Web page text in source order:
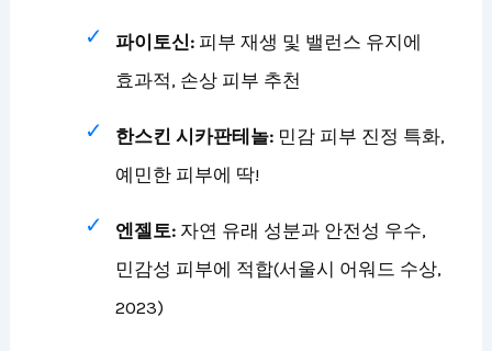
파이토신: 피부 재생 및 밸런스 유지에
효과적, 손상 피부 추천
한스킨 시카판테놀: 민감 피부 진정 특화,
예민한 피부에 딱!
엔젤토: 자연 유래 성분과 안전성 우수,
민감성 피부에 적합(서울시 어워드 수상,
2023)